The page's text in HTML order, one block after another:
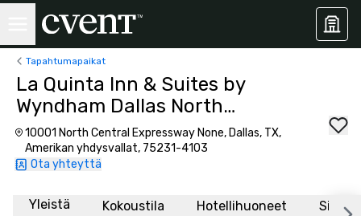
Tapahtumapaikat
La Quinta Inn & Suites by
Wyndham Dallas North
Central
10001 North Central Expressway None, Dallas, TX,
Amerikan yhdysvallat, 75231-4103
Ota yhteyttä
Yleistä Kokoustila Hotellihuoneet Sijainti